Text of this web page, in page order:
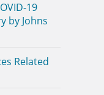
19
by Johns
Related